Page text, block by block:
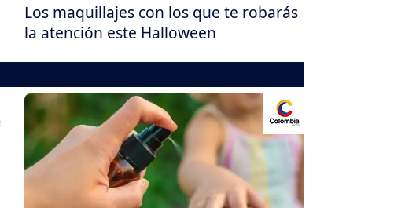
Los maquillajes con los que te robarás
la atención este Halloween